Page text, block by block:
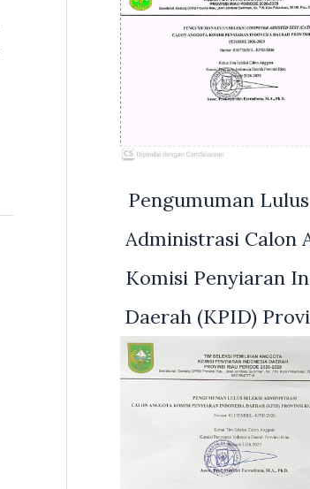
Pengumuman
Administrasi Calon
Komisi Penyiaran
Daerah (KPID)